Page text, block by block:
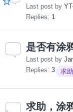
Last post by
Replies: 1
是否有涂
Last post by
Replies: 3 求助
求助，涂